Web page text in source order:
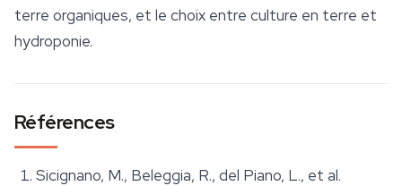
terre organiques, et le choix entre culture en terre et
hydroponie.
Références
Sicignano, M., Beleggia, R., del Piano, L., et al.